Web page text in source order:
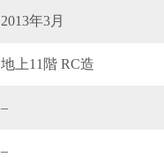
2013年3月
地上11階 RC造
–
–